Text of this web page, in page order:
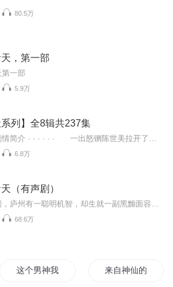
80.5万
，第一部
一部
5.9万
系列】全8辑共237集
6.8万
（有声剧）
68.6万
这个男神我包了 来自神仙的红包